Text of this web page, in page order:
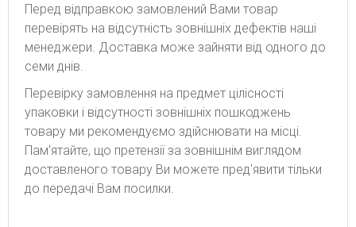
Перед відправкою замовлений Вами товар
перевірять на відсутність зовнішніх дефектів наші
менеджери. Доставка може зайняти від одного до
семи днів.
Перевірку замовлення на предмет цілісності
упаковки і відсутності зовнішніх пошкоджень
товару ми рекомендуємо здійснювати на місці.
Пам'ятайте, що претензії за зовнішнім виглядом
доставленого товару Ви можете пред'явити тільки
до передачі Вам посилки.